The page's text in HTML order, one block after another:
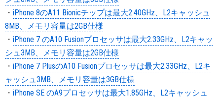
・ iPhone 8のA11 Bionicチップは最大2.40GHz、L2キャッシュ
8MB、メモリ容量は2GB仕様
・ iPhone 7 のA10 Fusionプロセッサは最大2.33GHz、L2キャッ
シュ3MB、メモリ容量は2GB仕様
・ iPhone 7 PlusのA10 Fusionプロセッサは最大2.33GHz、L2キ
ャッシュ3MB、メモリ容量は3GB仕様
・ iPhone SE のA9プロセッサは最大1.85GHz、L2キャッシュ